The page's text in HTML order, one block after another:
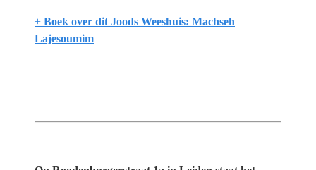
+ Boek over dit Joods Weeshuis: Machseh
Lajesoumim